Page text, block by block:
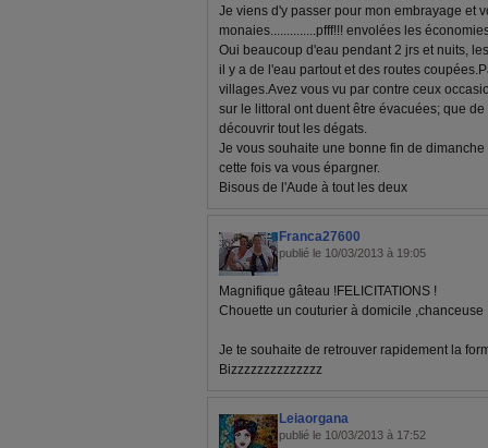
Je viens d'y passer pour mon embrayage et
monaies..............pfff!!! envolées les
Oui beaucoup d'eau pendant 2 jrs et nuits,
il y a de l'eau partout et des routes
villages.Avez vous vu par contre ceux
sur le littoral ont duent être évacuées; que
découvrir tout les dégats.
Je vous souhaite une bonne fin de
cette fois va vous épargner.
Bisous de l'Aude à tout les deux
Franca27600
publié le 10/03/2013 à 19:05
Magnifique gâteau !FELICITATIONS !
Chouette un couturier à domicile ,chanceuse
Je te souhaite de retrouver rapidement la
Bizzzzzzzzzzzzzz
Leiaorgana
publié le 10/03/2013 à 17:52